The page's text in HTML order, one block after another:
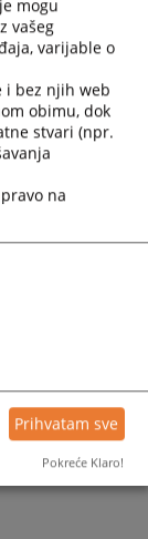
za vremenski
2025.
i mišljenja u
pravosudni
mogu
vašeg
varijable o
i bez njih web
obimu, dok
stvari (npr.
na
Prihvatam sve
Pokreće Klaro!